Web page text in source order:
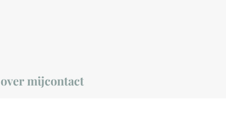
over mijcontact